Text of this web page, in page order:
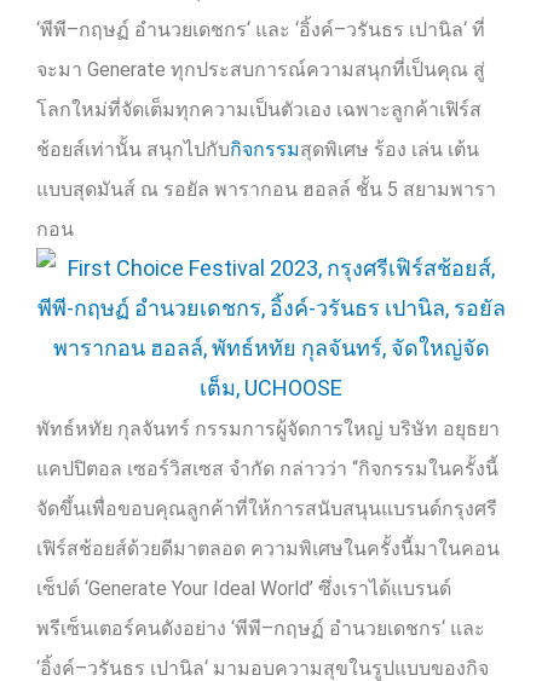
‘พีพี–กฤษฏ์ อำนวยเดชกร‘ และ ‘อิ้งค์–วรันธร เปานิล‘ ที่
จะมา Generate ทุกประสบการณ์ความสนุกที่เป็นคุณ สู่
โลกใหม่ที่จัดเต็มทุกความเป็นตัวเอง เฉพาะลูกค้าเฟิร์ส
ช้อยส์เท่านั้น สนุกไปกับกิจกรรมสุดพิเศษ ร้อง เล่น เต้น
แบบสุดมันส์ ณ รอยัล พารากอน ฮอลล์ ชั้น 5 สยามพารา
กอน
พัทธ์หทัย กุลจันทร์ กรรมการผู้จัดการใหญ่ บริษัท อยุธยา
แคปปิตอล เซอร์วิสเซส จำกัด กล่าวว่า “กิจกรรมในครั้งนี้
จัดขึ้นเพื่อขอบคุณลูกค้าที่ให้การสนับสนุนแบรนด์กรุงศรี
เฟิร์สช้อยส์ด้วยดีมาตลอด ความพิเศษในครั้งนี้มาในคอน
เซ็ปต์ ‘Generate Your Ideal World’ ซึ่งเราได้แบรนด์
พรีเซ็นเตอร์คนดังอย่าง ‘พีพี–กฤษฏ์ อำนวยเดชกร‘ และ
‘อิ้งค์–วรันธร เปานิล‘ มามอบความสุขในรูปแบบของกิจ